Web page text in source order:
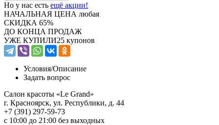
Но у нас есть ещё акции!
НАЧАЛЬНАЯ ЦЕНА любая
СКИДКА 65%
ДО КОНЦА ПРОДАЖ
УЖЕ КУПИЛИ25 купонов
Условия/Описание
Задать вопрос
Салон красоты «Le Grand»
г. Красноярск, ул. Республики, д. 44
+7 (391) 297-59-73
с 10:00 до 21:00 без выходных